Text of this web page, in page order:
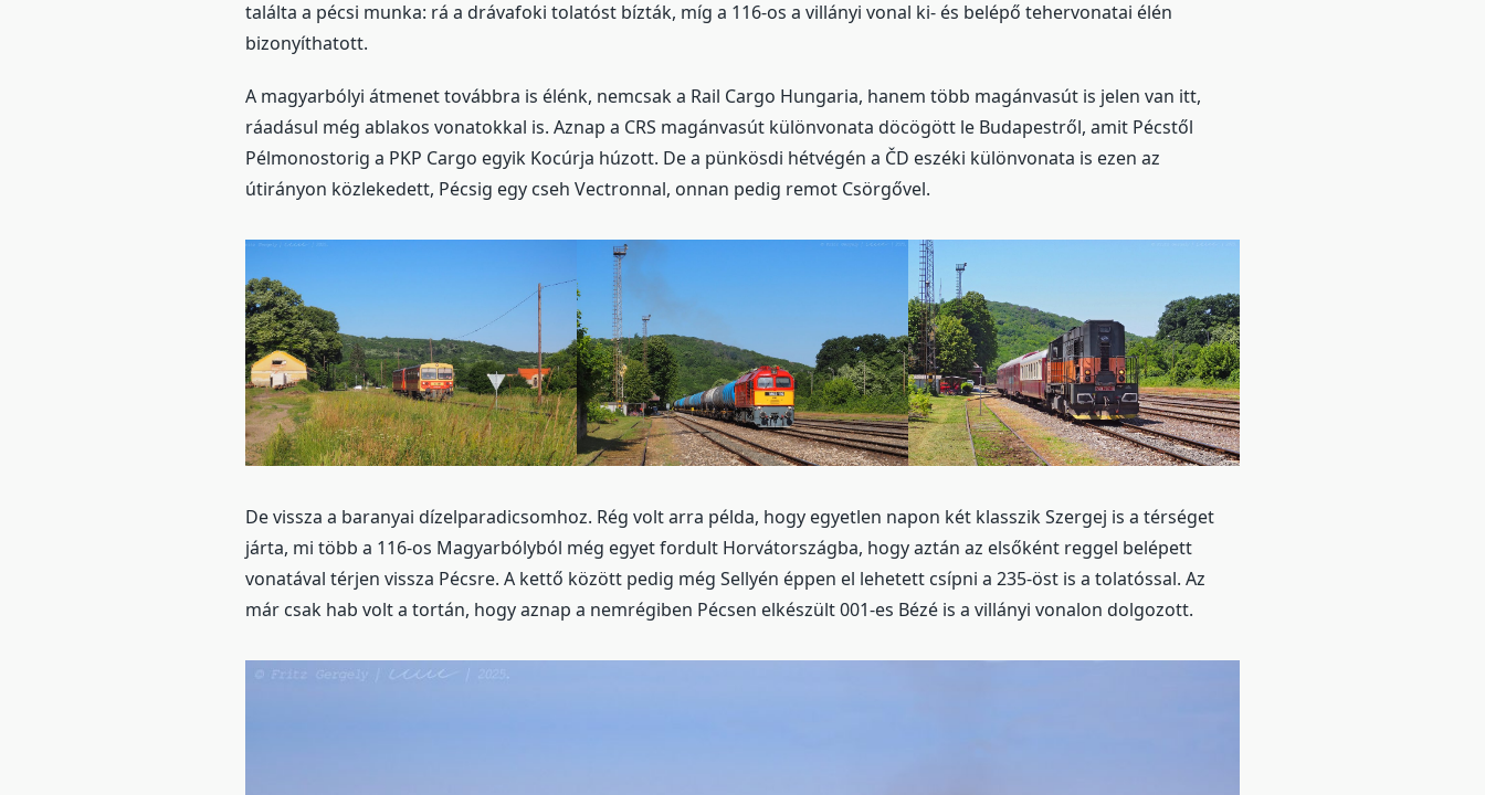
találta a pécsi munka: rá a drávafoki tolatóst bízták, míg a 116-os a villányi vonal ki- és belépő tehervonatai élén
bizonyíthatott.
A magyarbólyi átmenet továbbra is élénk, nemcsak a Rail Cargo Hungaria, hanem több magánvasút is jelen van itt,
ráadásul még ablakos vonatokkal is. Aznap a CRS magánvasút különvonata döcögött le Budapestről, amit Pécstől
Pélmonostorig a PKP Cargo egyik Kocúrja húzott. De a pünkösdi hétvégén a ČD eszéki különvonata is ezen az
útirányon közlekedett, Pécsig egy cseh Vectronnal, onnan pedig remot Csörgővel.
De vissza a baranyai dízelparadicsomhoz. Rég volt arra példa, hogy egyetlen napon két klasszik Szergej is a térséget
járta, mi több a 116-os Magyarbólyból még egyet fordult Horvátországba, hogy aztán az elsőként reggel belépett
vonatával térjen vissza Pécsre. A kettő között pedig még Sellyén éppen el lehetett csípni a 235-öst is a tolatóssal. Az
már csak hab volt a tortán, hogy aznap a nemrégiben Pécsen elkészült 001-es Bézé is a villányi vonalon dolgozott.